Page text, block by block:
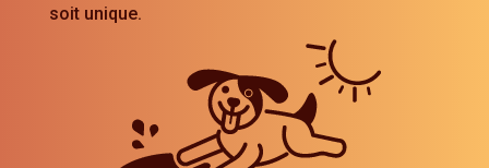
soit unique.